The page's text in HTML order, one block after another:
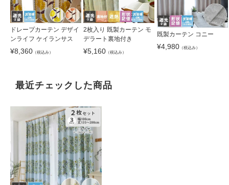
ドレープカーテン デザイ
ンライフ ケイランサス
¥8,360 （税込み）
2枚入り 既製カーテン モ
デラート裏地付き
¥5,160 （税込み）
既製カーテン コニー
¥4,980（税込み）
最近チェックした商品